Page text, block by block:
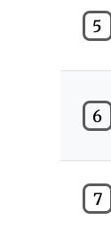
5
6
7